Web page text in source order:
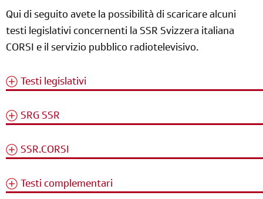
Qui di seguito avete la possibilità di scaricare alcuni
testi legislativi concernenti la SSR Svizzera italiana
CORSI e il servizio pubblico radiotelevisivo.
Testi legislativi
SRG SSR
SSR.CORSI
Testi complementari